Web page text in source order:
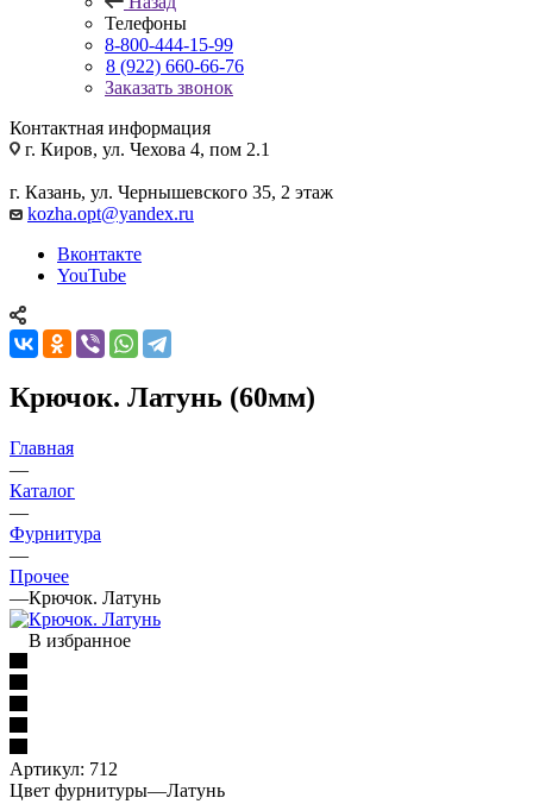
Телефоны
8-800-444-15-99
8 (922) 660-66-76
Заказать звонок
Контактная информация
г. Киров, ул. Чехова 4, пом 2.1
г. Казань, ул. Чернышевского 35, 2 этаж
kozha.opt@yandex.ru
Вконтакте
YouTube
Крючок. Латунь (60мм)
Главная
—
Каталог
—
Фурнитура
—
Прочее
—Крючок. Латунь
В избранное
Артикул: 712
Цвет фурнитуры—Латунь